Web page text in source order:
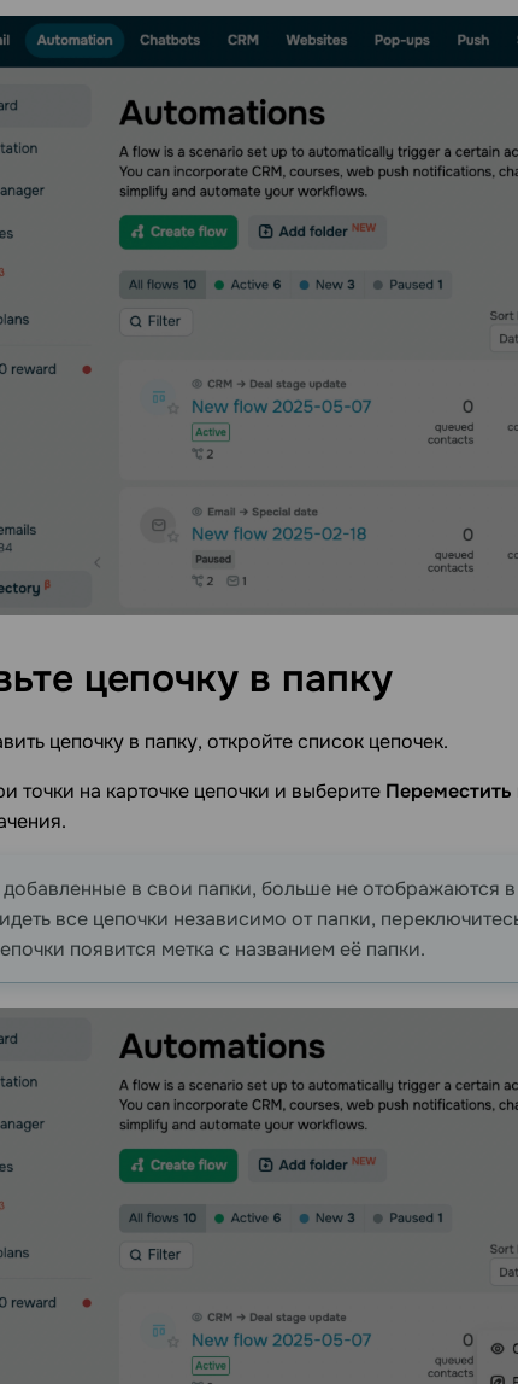
цепочку в папку
цепочку в папку, откройте список цепочек.
точки на карточке цепочки и выберите Переместить
в свои папки, больше не отображаются
все цепочки независимо от папки,
появится метка с названием её папки.